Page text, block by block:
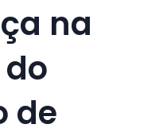
na
de